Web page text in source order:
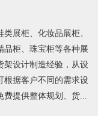
展柜、化妆品展柜、
品柜、珠宝柜等各种展
架设计制造经验，从设
根据客户不同的需求设
提供整体规划、货...